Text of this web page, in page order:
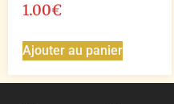
1.00€
Ajouter au panier